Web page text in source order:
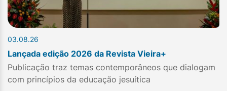
03.08.26
Lançada edição 2026 da Revista Vieira+
Publicação traz temas contemporâneos que dialogam
com princípios da educação jesuítica